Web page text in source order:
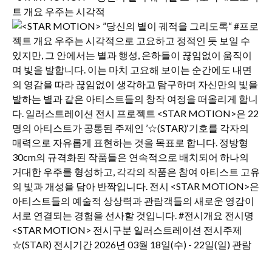
트 개요 우주는 시각적